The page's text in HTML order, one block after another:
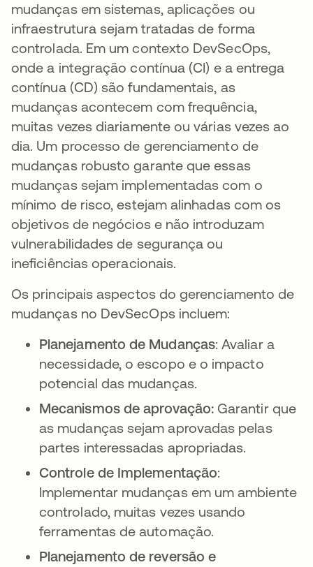
mudanças em sistemas, aplicações ou
infraestrutura sejam tratadas de forma
controlada. Em um contexto DevSecOps,
onde a integração contínua (CI) e a entrega
contínua (CD) são fundamentais, as
mudanças acontecem com frequência,
muitas vezes diariamente ou várias vezes ao
dia. Um processo de gerenciamento de
mudanças robusto garante que essas
mudanças sejam implementadas com o
mínimo de risco, estejam alinhadas com os
objetivos de negócios e não introduzam
vulnerabilidades de segurança ou
ineficiências operacionais.
Os principais aspectos do gerenciamento de
mudanças no DevSecOps incluem:
Planejamento de Mudanças: Avaliar a
necessidade, o escopo e o impacto
potencial das mudanças.
Mecanismos de aprovação:Garantir que
as mudanças sejam aprovadas pelas
partes interessadas apropriadas.
Controle de Implementação:
Implementar mudanças em um ambiente
controlado, muitas vezes usando
ferramentas de automação.
Planejamento de reversão e